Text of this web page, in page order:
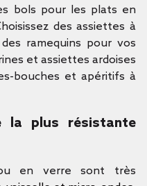
bols pour les plats en
des assiettes à
ramequins pour vos
et assiettes ardoises
bouches et apéritifs à
la plus résistante
en verre sont très